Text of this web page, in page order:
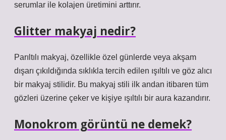
serumlar ile kolajen üretimini arttırır.
Glitter makyaj nedir?
Parıltılı makyaj, özellikle özel günlerde veya akşam
dışarı çıkıldığında sıklıkla tercih edilen ışıltılı ve göz alıcı
bir makyaj stilidir. Bu makyaj stili ilk andan itibaren tüm
gözleri üzerine çeker ve kişiye ışıltılı bir aura kazandırır.
Monokrom görüntü ne demek?